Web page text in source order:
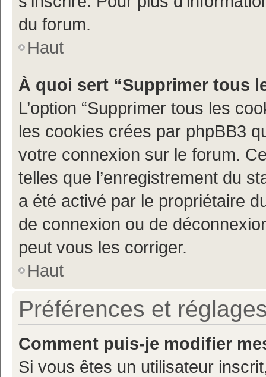
du forum.
Haut
À quoi sert “Supprimer tous
L’option “Supprimer tous les
les cookies crées par phpBB3
votre connexion sur le forum.
telles que l’enregistrement du
a été activé par le propriétaire
de connexion ou de
peut vous les corriger.
Haut
Préférences et
Comment puis-je modifier
Si vous êtes un utilisateur